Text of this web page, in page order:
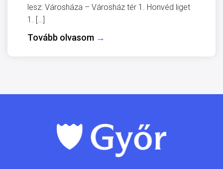
lesz: Városháza – Városház tér 1. Honvéd liget
1. […]
Tovább olvasom →